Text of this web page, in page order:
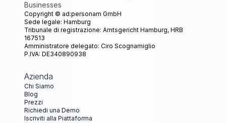
Businesses
Copyright © ad:personam GmbH
Sede legale: Hamburg
Tribunale di registrazione: Amtsgericht Hamburg, HRB
167513
Amministratore delegato: Ciro Scognamiglio
P.IVA: DE340890938
Azienda
Chi Siamo
Blog
Prezzi
Richiedi una Demo
Iscriviti alla Piattaforma